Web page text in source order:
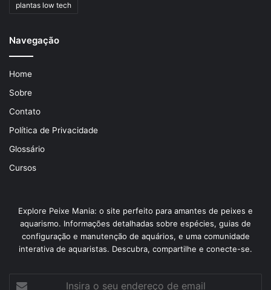
plantas low tech
Navegação
Home
Sobre
Contato
Política de Privacidade
Glossário
Cursos
Explore Peixe Mania: o site perfeito para amantes de peixes e
aquarismo. Informações detalhadas sobre espécies, guias de
configuração e manutenção de aquários, e uma comunidade
interativa de aquaristas. Descubra, compartilhe e conecte-se.